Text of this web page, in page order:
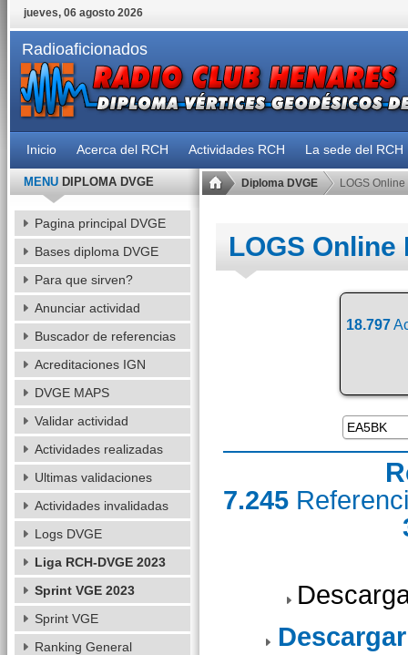
jueves, 06 agosto 2026
Radioaficionados
Inicio Acerca del RCH Actividades RCH La sede del RCH
Diploma DVGE LOGS Online
LOGS Online
18.797
7.245
MENUDIPLOMA DVGE
Pagina principal DVGE
Bases diploma DVGE
Para que sirven?
Anunciar actividad
Buscador de referencias
Acreditaciones IGN
DVGE MAPS
Validar actividad
Actividades realizadas
Ultimas validaciones
Actividades invalidadas
Logs DVGE
Liga RCH-DVGE 2023
Sprint VGE 2023
Sprint VGE
Ranking General